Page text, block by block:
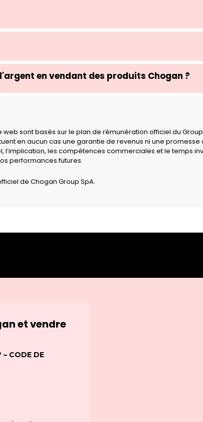
en vendant des produits Chogan ?
sont basés sur le plan de rémunération officiel du
en aucun cas une garantie de revenus ni une
les compétences commerciales et le temps
performances futures.
de Chogan Group SpA.
et vendre
– CODE DE